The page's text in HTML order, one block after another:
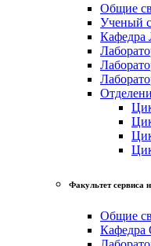
Общие
Ученый
Факультет сервиса
Общие